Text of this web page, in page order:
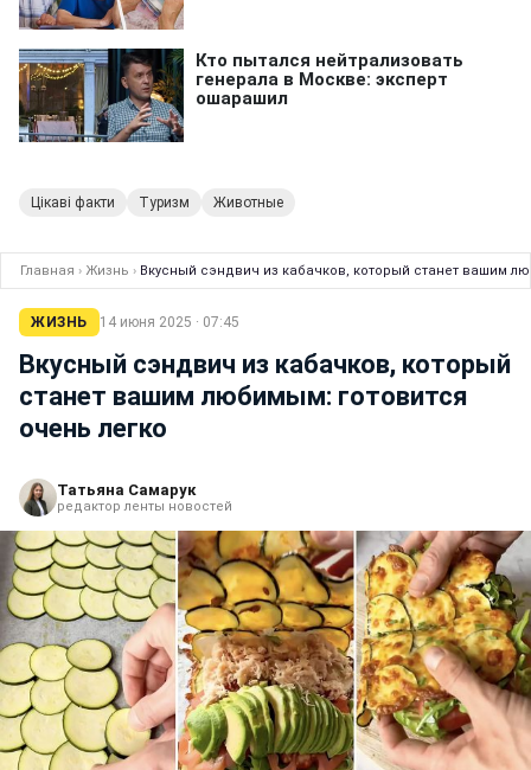
Цікаві факти Туризм Животные
Главная › Жизнь › Вкусный сэндвич из кабачков, который станет вашим
ЖИЗНЬ 14 июня 2025 · 07:45
Вкусный сэндвич из кабачков, который
станет вашим любимым: готовится
очень легко
Татьяна Самарук
редактор ленты новостей